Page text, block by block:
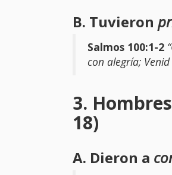
B. Tuvieron
Salmos 100:1-2
con alegría;
3.
18)
A. Dieron a